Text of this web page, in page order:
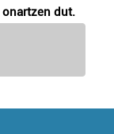
dut.